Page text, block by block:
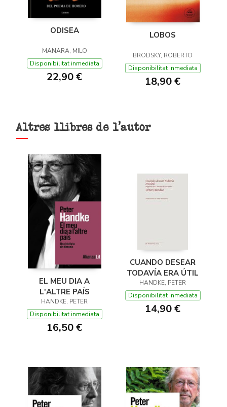
ODISEA
MANARA, MILO
Disponibilitat inmediata
22,90 €
LOBOS
BRODSKY, ROBERTO
Disponibilitat inmediata
18,90 €
Altres llibres de l'autor
EL MEU DIA A
L'ALTRE PAÍS
HANDKE, PETER
Disponibilitat inmediata
16,50 €
CUANDO DESEAR
TODAVÍA ERA ÚTIL
HANDKE, PETER
Disponibilitat inmediata
14,90 €